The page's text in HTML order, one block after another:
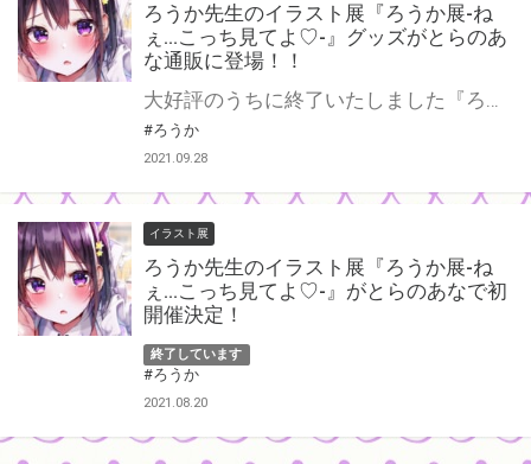
ろうか先生のイラスト展『ろうか展-ね
ぇ…こっち見てよ♡-』グッズがとらのあ
な通販に登場！！
大好評のうちに終了いたしました『ろうか展-ねぇ…こっち見てよ♡-』のグッズがとらのあな通販に登場！！ 会場にお越しいただけなかった方、お買い逃がしのあった方、この機会をぜひお見逃しなく♪
#ろうか
2021.09.28
イラスト展
ろうか先生のイラスト展『ろうか展-ね
ぇ…こっち見てよ♡-』がとらのあなで初
開催決定！
終了しています
#ろうか
2021.08.20